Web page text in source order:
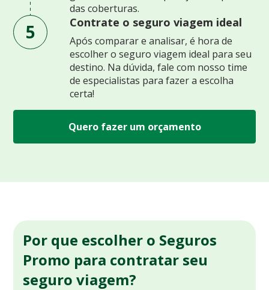
das coberturas.
5 Contrate o seguro viagem ideal
Após comparar e analisar, é hora de
escolher o seguro viagem ideal para seu
destino. Na dúvida, fale com nosso time
de especialistas para fazer a escolha
certa!
Quero fazer um orçamento
Por que escolher o Seguros
Promo para contratar seu
seguro viagem?